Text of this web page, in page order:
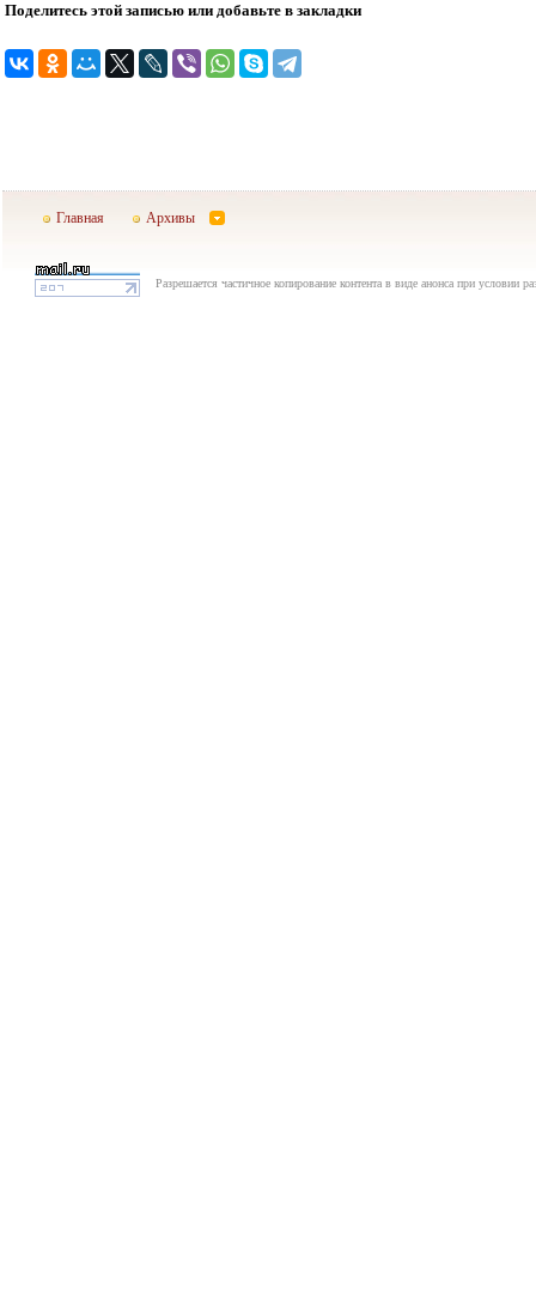
Поделитесь этой записью или добавьте в закладки
Главная Архивы
Разрешается частичное копирование контента в виде анонса при условии